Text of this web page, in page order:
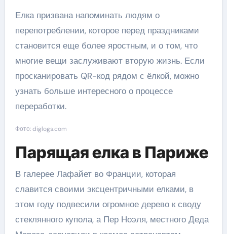
Елка призвана напоминать людям о
перепотреблении, которое перед праздниками
становится еще более яростным, и о том, что
многие вещи заслуживают вторую жизнь. Если
просканировать QR-код рядом с ёлкой, можно
узнать больше интересного о процессе
переработки.
Фото: diglogs.com
Парящая елка в Париже
В галерее Лафайет во Франции, которая
славится своими эксцентричными елками, в
этом году подвесили огромное дерево к своду
стеклянного купола, а Пер Ноэля, местного Деда